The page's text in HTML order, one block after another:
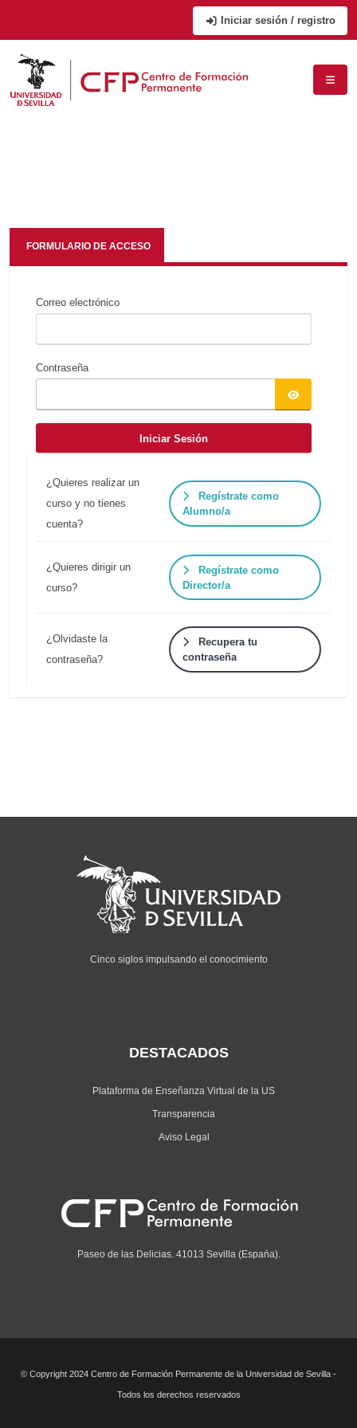
Iniciar sesión / registro
FORMULARIO DE ACCESO
Correo electrónico
Contraseña
Iniciar Sesión
¿Quieres realizar un
curso y no tienes
cuenta?
Regístrate como
Alumno/a
¿Quieres dirigir un
curso?
Regístrate como
Director/a
¿Olvidaste la
contraseña?
Recupera tu
contraseña
Cinco siglos impulsando el conocimiento
DESTACADOS
Plataforma de Enseñanza Virtual de la US
Transparencia
Aviso Legal
Paseo de las Delicias. 41013 Sevilla (Espańa).
© Copyright 2024 Centro de Formación Permanente de la Universidad de Sevilla -
Todos los derechos reservados